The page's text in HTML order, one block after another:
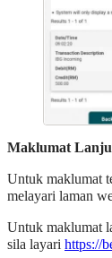
Maklumat
Untuk maklumat
melayari laman
Untuk maklumat
sila layari https://